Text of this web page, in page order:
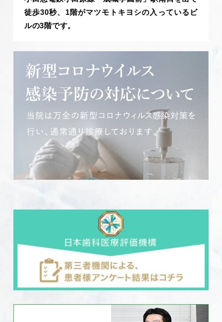
徒歩30秒、1階がマツモトキヨシの入っているビ
ルの3階です。